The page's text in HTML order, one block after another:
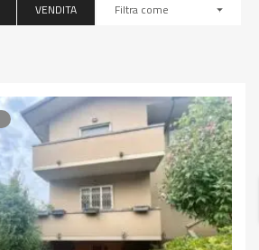
VENDITA Filtra come